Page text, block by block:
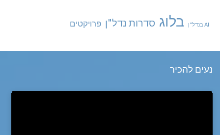
AI בנדל"ן בלוג סדרות נדל"ן פרויקטים
נעים להכיר